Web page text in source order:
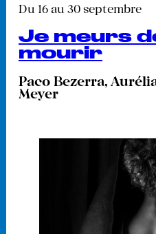
Du 16 au 30 septembre
Je meurs
mourir
Paco Bezerra,
Meyer